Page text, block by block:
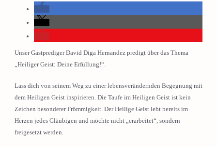
Unser Gastprediger David Diga Hernandez predigt über das Thema
„Heiliger Geist: Deine Erfüllung!“.
Lass dich von seinem Weg zu einer lebensverändernden Begegnung mit
dem Heiligen Geist inspirieren. Die Taufe im Heiligen Geist ist kein
Zeichen besonderer Frömmigkeit. Der Heilige Geist lebt bereits im
Herzen jedes Gläubigen und möchte nicht „erarbeitet“, sondern
freigesetzt werden.